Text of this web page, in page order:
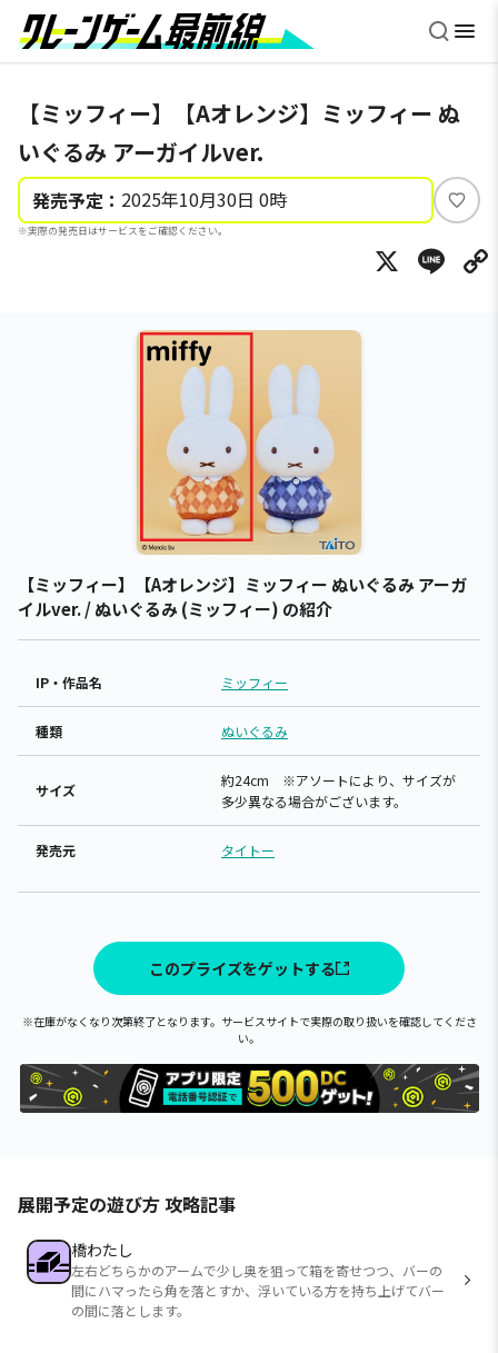
【ミッフィー】【Aオレンジ】ミッフィー ぬ
いぐるみ アーガイルver.
発売予定： 2025年10月30日 0時
※実際の発売日はサービスをご確認ください。
い
ね
X
【ミッフィー】【Aオレンジ】ミッフィー ぬいぐるみ アーガ
イルver. / ぬいぐるみ (ミッフィー) の紹介
IP・作品名 ミッフィー
種類 ぬいぐるみ
サイズ
約24cm ※アソートにより、サイズが
多少異なる場合がございます。
発売元 タイトー
このプライズをゲットする
※在庫がなくなり次第終了となります。サービスサイトで実際の取り扱いを確認してくださ
い。
展開予定の遊び方 攻略記事
橋わたし
左右どちらかのアームで少し奥を狙って箱を寄せつつ、バーの
間にハマったら角を落とすか、浮いている方を持ち上げてバー
の間に落とします。